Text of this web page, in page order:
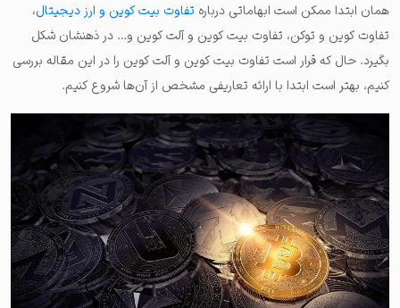
همان ابتدا ممکن است ابهاماتی درباره تفاوت بیت کوین و ارز دیجیتال،
تفاوت کوین و توکن، تفاوت بیت کوین و آلت کوین و… در ذهنشان شکل
بگیرد. حال که قرار است تفاوت بیت کوین و آلت کوین را در این مقاله بررسی
کنیم، بهتر است ابتدا با ارائه تعاریفی مشخص از آن‌ها شروع کنیم.